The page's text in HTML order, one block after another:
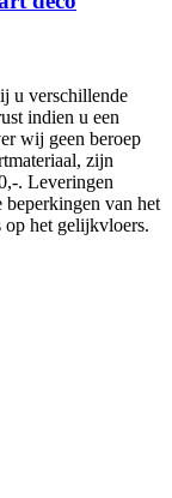
u verschillende
indien u een
wij geen beroep
zijn
. Leveringen
beperkingen van het
op het gelijkvloers.